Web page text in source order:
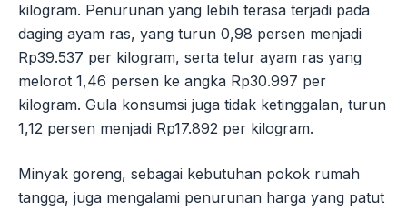
kilogram. Penurunan yang lebih terasa terjadi pada
daging ayam ras, yang turun 0,98 persen menjadi
Rp39.537 per kilogram, serta telur ayam ras yang
melorot 1,46 persen ke angka Rp30.997 per
kilogram. Gula konsumsi juga tidak ketinggalan, turun
1,12 persen menjadi Rp17.892 per kilogram.
Minyak goreng, sebagai kebutuhan pokok rumah
tangga, juga mengalami penurunan harga yang patut